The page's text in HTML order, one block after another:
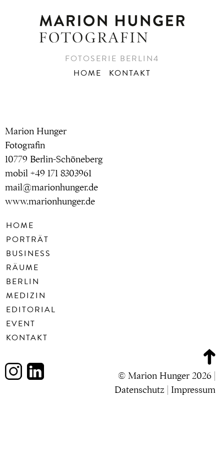
FOTOSERIE BERLIN4
HOME
KONTAKT
Marion Hunger
Fotografin
10779 Berlin-Schöneberg
mobil +49 171 8303961
mail@marionhunger.de
www.marionhunger.de
HOME
PORTRÄT
BUSINESS
RÄUME
BERLIN
MEDIZIN
EDITORIAL
EVENT
KONTAKT
© Marion Hunger 2026 |
Datenschutz Impressum